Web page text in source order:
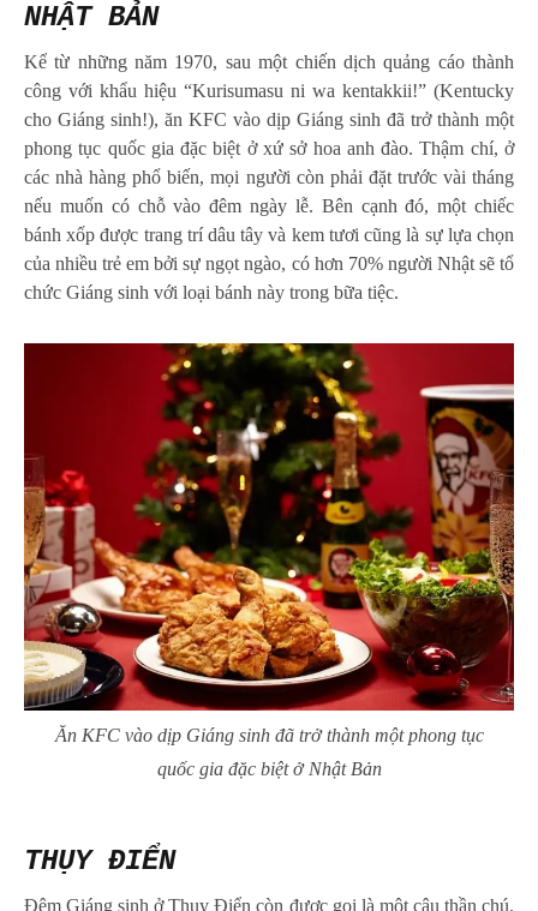
NHẬT BẢN
Kể từ những năm 1970, sau một chiến dịch quảng cáo thành
công với khẩu hiệu “Kurisumasu ni wa kentakkii!” (Kentucky
cho Giáng sinh!), ăn KFC vào dịp Giáng sinh đã trở thành một
phong tục quốc gia đặc biệt ở xứ sở hoa anh đào. Thậm chí, ở
các nhà hàng phổ biến, mọi người còn phải đặt trước vài tháng
nếu muốn có chỗ vào đêm ngày lễ. Bên cạnh đó, một chiếc
bánh xốp được trang trí dâu tây và kem tươi cũng là sự lựa chọn
của nhiều trẻ em bởi sự ngọt ngào, có hơn 70% người Nhật sẽ tổ
chức Giáng sinh với loại bánh này trong bữa tiệc.
Ăn KFC vào dịp Giáng sinh đã trở thành một phong tục
quốc gia đặc biệt ở Nhật Bản
THỤY ĐIỂN
Đêm Giáng sinh ở Thụy Điển còn được gọi là một câu thần chú.